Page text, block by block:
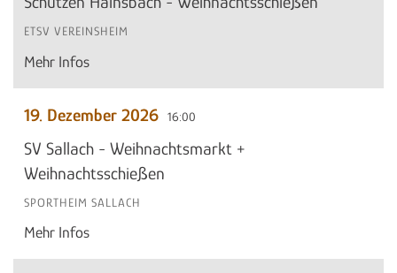
ETSV VEREINSHEIM
Mehr Infos
19. Dezember 2026 16:00
SV Sallach - Weihnachtsmarkt +
Weihnachtsschießen
SPORTHEIM SALLACH
Mehr Infos